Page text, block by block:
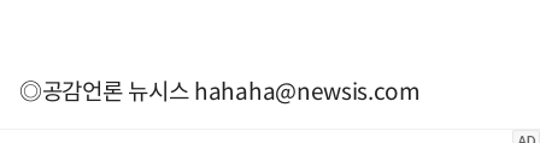
◎공감언론 뉴시스hahaha@newsis.com